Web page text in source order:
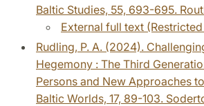
Baltic Studies, 55, 693-695.
External full text
Rudling, P. A. (2024).
Hegemony : The Third
Persons and New Approaches
Baltic Worlds, 17, 89-103.